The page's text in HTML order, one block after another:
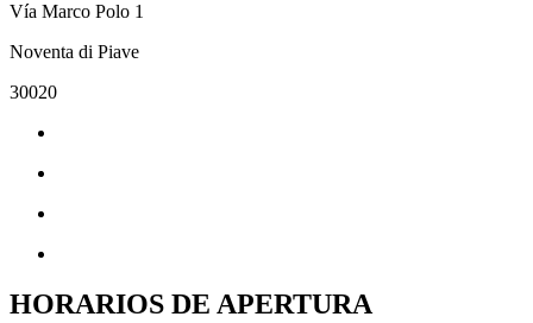
Vía Marco Polo 1
Noventa di Piave
30020
HORARIOS DE APERTURA